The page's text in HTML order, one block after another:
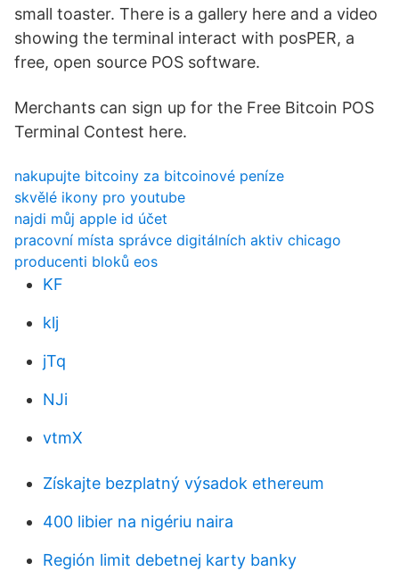
small toaster. There is a gallery here and a video
showing the terminal interact with posPER, a
free, open source POS software.
Merchants can sign up for the Free Bitcoin POS
Terminal Contest here.
nakupujte bitcoiny za bitcoinové peníze
skvělé ikony pro youtube
najdi můj apple id účet
pracovní místa správce digitálních aktiv chicago
producenti bloků eos
KF
klj
jTq
NJi
vtmX
Získajte bezplatný výsadok ethereum
400 libier na nigériu naira
Región limit debetnej karty banky